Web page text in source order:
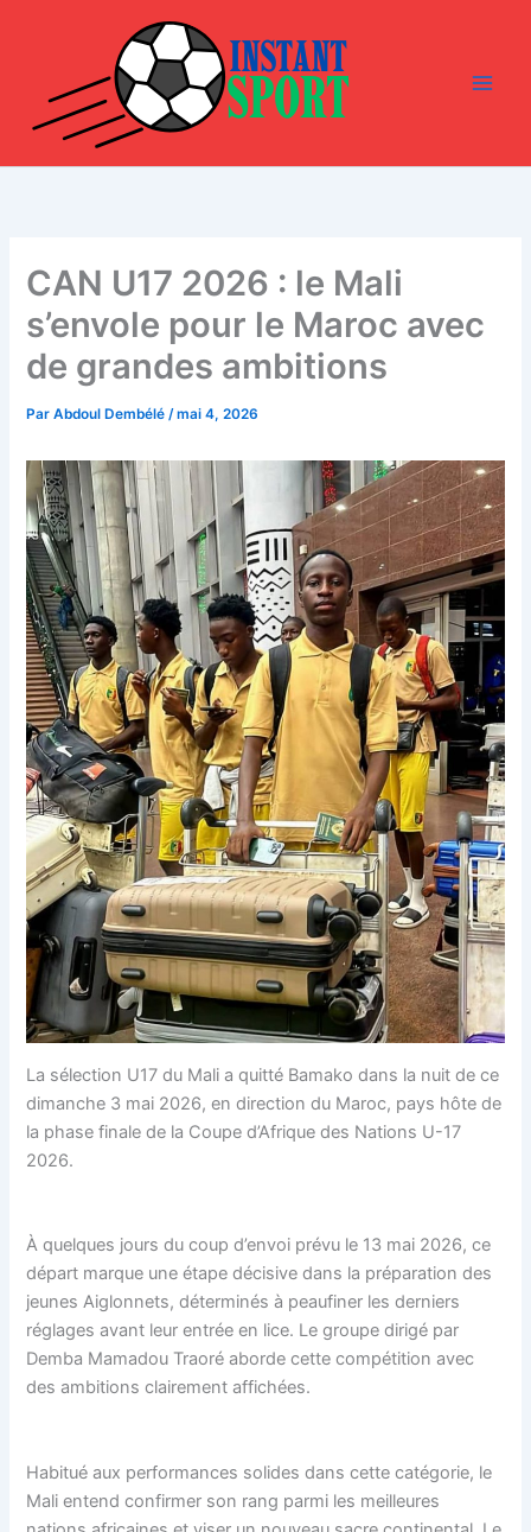
CAN U17 2026 : le Mali
s’envole pour le Maroc avec
de grandes ambitions
ParAbdoul Dembélé/mai 4, 2026
La sélection U17 du Mali a quitté Bamako dans la nuit de ce
dimanche 3 mai 2026, en direction du Maroc, pays hôte de
la phase finale de la Coupe d’Afrique des Nations U-17
2026.
À quelques jours du coup d’envoi prévu le 13 mai 2026, ce
départ marque une étape décisive dans la préparation des
jeunes Aiglonnets, déterminés à peaufiner les derniers
réglages avant leur entrée en lice. Le groupe dirigé par
Demba Mamadou Traoré aborde cette compétition avec
des ambitions clairement affichées.
Habitué aux performances solides dans cette catégorie, le
Mali entend confirmer son rang parmi les meilleures